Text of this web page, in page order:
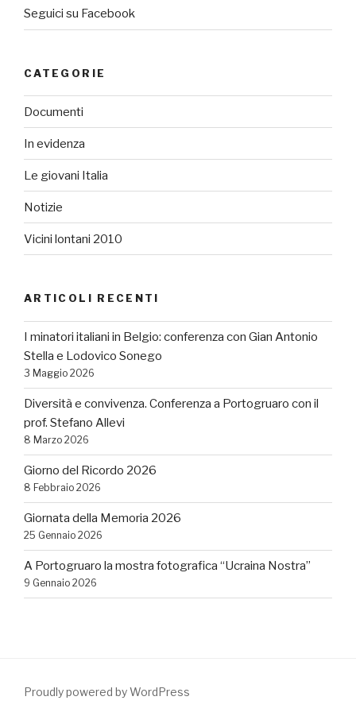
Seguici su Facebook
CATEGORIE
Documenti
In evidenza
Le giovani Italia
Notizie
Vicini lontani 2010
ARTICOLI RECENTI
I minatori italiani in Belgio: conferenza con Gian Antonio
Stella e Lodovico Sonego
3 Maggio 2026
Diversità e convivenza. Conferenza a Portogruaro con il
prof. Stefano Allevi
8 Marzo 2026
Giorno del Ricordo 2026
8 Febbraio 2026
Giornata della Memoria 2026
25 Gennaio 2026
A Portogruaro la mostra fotografica “Ucraina Nostra”
9 Gennaio 2026
Proudly powered by WordPress